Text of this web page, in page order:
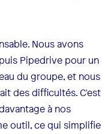
Nous avons
Pipedrive pour un
du groupe, et nous
des difficultés. C'est
à nos
outil, ce qui simplifie